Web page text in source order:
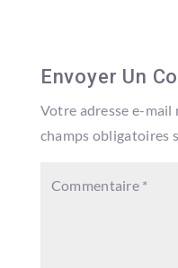
Envoyer Un
Votre adresse e-mail
champs obligatoires